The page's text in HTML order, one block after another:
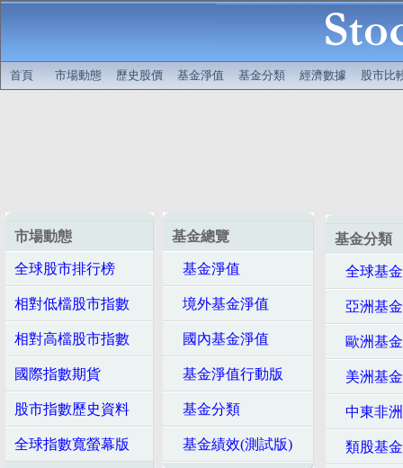
首頁 市場動態 歷史股價 基金淨值 基金分類 經濟數據 股市比
市場動態
全球股市排行榜
相對低檔股市指數
相對高檔股市指數
國際指數期貨
股市指數歷史資料
全球指數寬螢幕版
基金總覽
基金淨值
境外基金淨值
國內基金淨值
基金淨值行動版
基金分類
基金績效(測試版)
基金分類
全球基金
亞洲基金
歐洲基金
美洲基金
中東非
類股基金